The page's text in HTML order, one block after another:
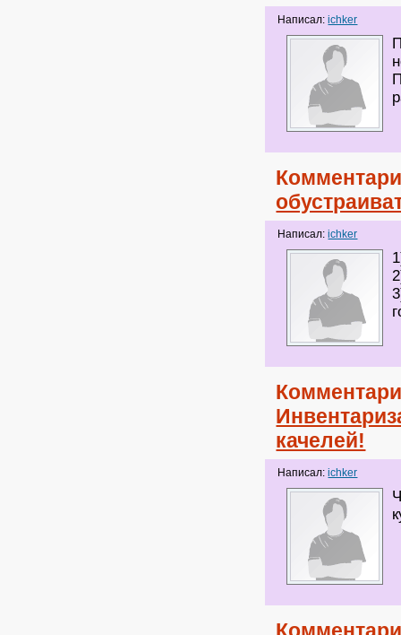
Написал:ichker
Написал:ichker
качелей!
Написал:ichker